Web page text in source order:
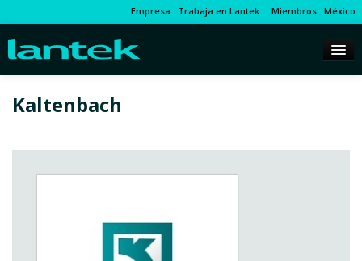
Empresa Trabaja en Lantek Miembros México
Kaltenbach